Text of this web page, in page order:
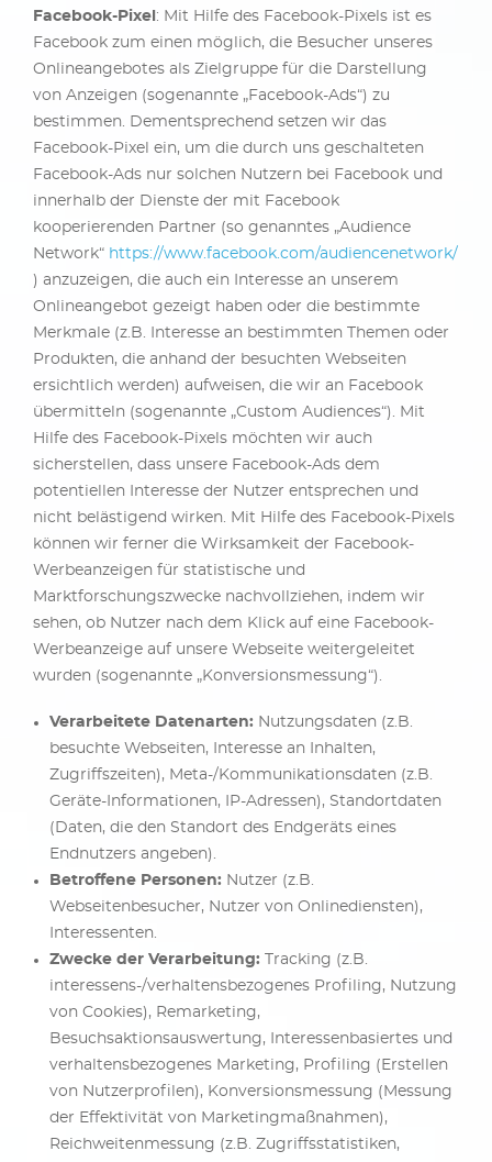
Facebook-Pixel : Mit Hilfe des Facebook-Pixels ist es
Facebook zum einen möglich, die Besucher unseres
Onlineangebotes als Zielgruppe für die Darstellung
von Anzeigen (sogenannte „Facebook-Ads“) zu
bestimmen. Dementsprechend setzen wir das
Facebook-Pixel ein, um die durch uns geschalteten
Facebook-Ads nur solchen Nutzern bei Facebook und
innerhalb der Dienste der mit Facebook
kooperierenden Partner (so genanntes „Audience
Network“ https://www.facebook.com/audiencenetwork/
) anzuzeigen, die auch ein Interesse an unserem
Onlineangebot gezeigt haben oder die bestimmte
Merkmale (z.B. Interesse an bestimmten Themen oder
Produkten, die anhand der besuchten Webseiten
ersichtlich werden) aufweisen, die wir an Facebook
übermitteln (sogenannte „Custom Audiences“). Mit
Hilfe des Facebook-Pixels möchten wir auch
sicherstellen, dass unsere Facebook-Ads dem
potentiellen Interesse der Nutzer entsprechen und
nicht belästigend wirken. Mit Hilfe des Facebook-Pixels
können wir ferner die Wirksamkeit der Facebook-
Werbeanzeigen für statistische und
Marktforschungszwecke nachvollziehen, indem wir
sehen, ob Nutzer nach dem Klick auf eine Facebook-
Werbeanzeige auf unsere Webseite weitergeleitet
wurden (sogenannte „Konversionsmessung“).
Verarbeitete Datenarten: Nutzungsdaten (z.B.
besuchte Webseiten, Interesse an Inhalten,
Zugriffszeiten), Meta-/Kommunikationsdaten (z.B.
Geräte-Informationen, IP-Adressen), Standortdaten
(Daten, die den Standort des Endgeräts eines
Endnutzers angeben).
Betroffene Personen: Nutzer (z.B.
Webseitenbesucher, Nutzer von Onlinediensten),
Interessenten.
Zwecke der Verarbeitung: Tracking (z.B.
interessens-/verhaltensbezogenes Profiling, Nutzung
von Cookies), Remarketing,
Besuchsaktionsauswertung, Interessenbasiertes und
verhaltensbezogenes Marketing, Profiling (Erstellen
von Nutzerprofilen), Konversionsmessung (Messung
der Effektivität von Marketingmaßnahmen),
Reichweitenmessung (z.B. Zugriffsstatistiken,